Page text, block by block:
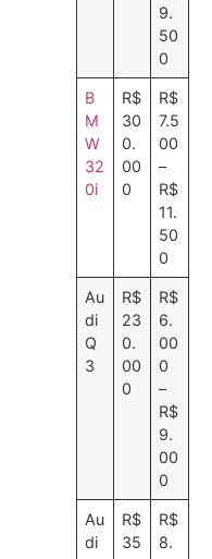
9.
50
0
B
M
W
32
0i
R$
30
0.
00
0
R$
7.5
00
–
R$
11.
50
0
Au
di
Q
3
R$
23
0.
00
0
R$
6.
00
0
–
R$
9.
00
0
Au
di
R$
35
R$
8.